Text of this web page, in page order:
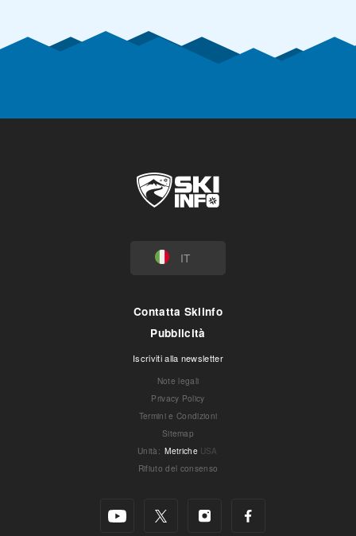
IT
Contatta Skiinfo
Pubblicità
Iscriviti alla newsletter
Note legali
Privacy Policy
Termini e Condizioni
Sitemap
Unità: Metriche USA
Rifiuto del consenso